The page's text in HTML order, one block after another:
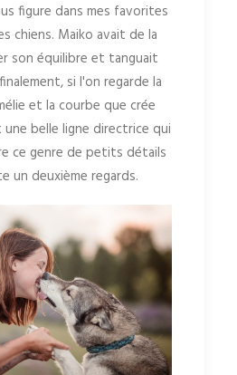
figure dans mes favorites
chiens. Maiko avait de la
son équilibre et tanguait
si l'on regarde la
et la courbe que crée
belle ligne directrice qui
ce genre de petits détails
un deuxième regards.